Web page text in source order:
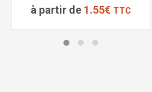
à partir de 1.55€ TTC